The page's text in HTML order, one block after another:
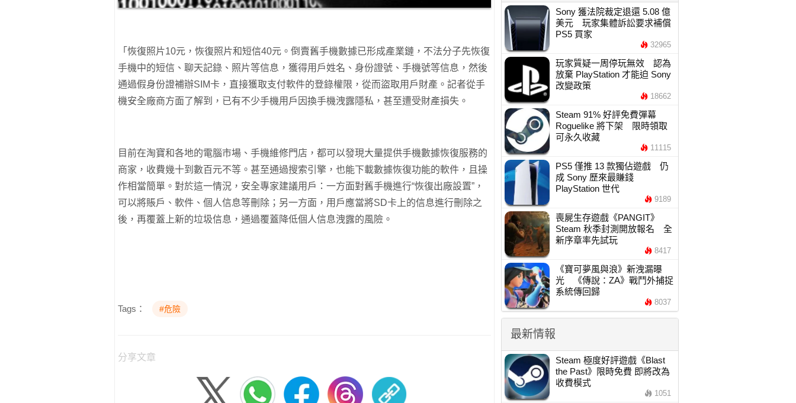
「恢復照片10元，恢復照片和短信40元。倒賣舊手機數據已形成產業鏈，不法分子先恢復
手機中的短信、聊天記錄、照片等信息，獲得用戶姓名、身份證號、手機號等信息，然後
通過假身份證補辦SIM卡，直接獲取支付軟件的登錄權限，從而盜取用戶財產。記者從手
機安全廠商方面了解到，已有不少手機用戶因換手機洩露隱私，甚至遭受財產損失。
目前在淘寶和各地的電腦市場、手機維修門店，都可以發現大量提供手機數據恢復服務的
商家，收費幾十到數百元不等。甚至通過搜索引擎，也能下載數據恢復功能的軟件，且操
作相當簡單。對於這一情況，安全專家建議用戶：一方面對舊手機進行“恢復出廠設置”，
可以將賬戶、軟件、個人信息等刪除；另一方面，用戶應當將SD卡上的信息進行刪除之
後，再覆蓋上新的垃圾信息，通過覆蓋降低個人信息洩露的風險。
Tags： #危險
分享文章
Sony 獲法院裁定退還 5.08 億
美元 玩家集體訴訟要求補償
PS5 買家
32965
玩家質疑一周停玩無效 認為
放棄 PlayStation 才能迫 Sony
改變政策
18662
Steam 91% 好評免費彈幕
Roguelike 將下架 限時領取
可永久收藏
11115
PS5 僅推 13 款獨佔遊戲 仍
成 Sony 歷來最賺錢
PlayStation 世代
9189
喪屍生存遊戲《PANGIT》
Steam 秋季封測開放報名 全
新序章率先試玩
8417
《寶可夢風與浪》新洩漏曝
光 《傳說：ZA》戰鬥外捕捉
系統傳回歸
8037
最新情報
Steam 極度好評遊戲《Blast
the Past》限時免費 即將改為
收費模式
1051